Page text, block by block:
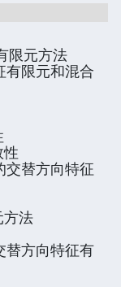
限元方法
有限元和混合
交替方向特征
方法
替方向特征有